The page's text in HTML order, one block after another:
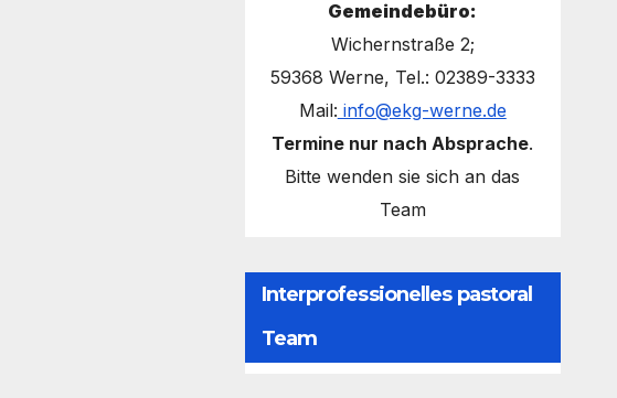
Gemeindebüro:
Wichernstraße 2;
59368 Werne, Tel.: 02389-3333
Mail: info@ekg-werne.de
Termine nur nach Absprache.
Bitte wenden sie sich an das
Team
Interprofessionelles pastoral
Team